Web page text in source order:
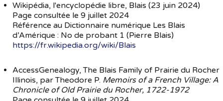
Wikipédia, l'encyclopédie libre, Blais (23 juin 2024)
Page consultée le 9 juillet 2024
Référence au Dictionnaire numérique Les Blais
d’Amérique : No de probant 1 (Pierre Blais)
https://fr.wikipedia.org/wiki/Blais
AccessGenealogy, The Blais Family of Prairie du Rocher
Illinois, par Theodore P. Memoirs of a French Village: A
Chronicle of Old Prairie du Rocher, 1722-1972